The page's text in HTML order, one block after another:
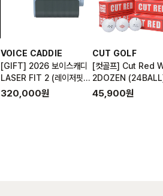
VOICE CADDIE
[GIFT] 2026 보이스캐디
LASER FIT 2 (레이저핏)
골프거리측정기 + 전용 파
320,000원
CUT GOLF
[컷골프] Cut Red
2DOZEN
STOCK
45,900원